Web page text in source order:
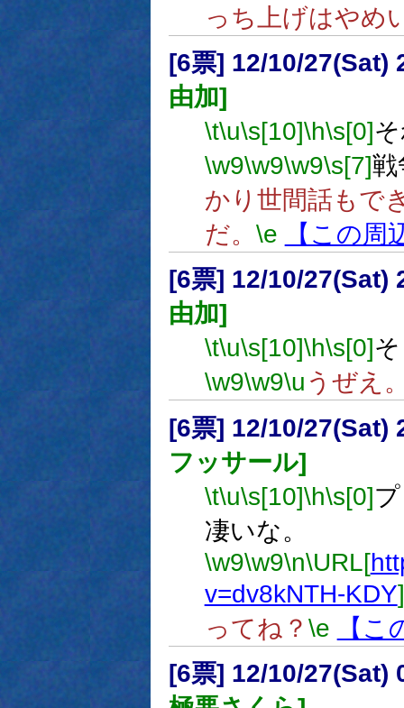
っち上げはやめ
[6票] 12/10/27(Sat)
由加]
\t\u\s[10]\h\s[0]
\w9\w9\w9\s[7]戦
かり世間話もで
だ。 \e
【この周
[6票] 12/10/27(Sat)
由加]
\t\u\s[10]\h\s[0]
\w9\w9\u うぜえ
[6票] 12/10/27(Sat)
フッサール]
\t\u\s[10]\h\s[0]
凄いな。
\w9\w9\n\URL[
v=dv8kNTH-KDY]
ってね？ \e
【
[6票] 12/10/27(Sat)